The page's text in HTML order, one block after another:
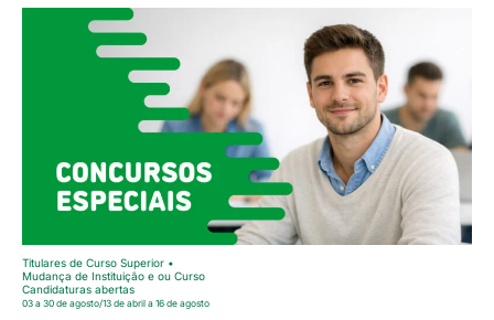
Titulares de Curso Superior •
Mudança de Instituição e ou Curso
Candidaturas abertas
03 a 30 de agosto/13 de abril a 16 de agosto